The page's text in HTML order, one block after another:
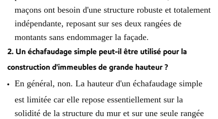
maçons ont besoin d'une structure robuste et totalement
indépendante, reposant sur ses deux rangées de
montants sans endommager la façade.
2. Un échafaudage simple peut-il être utilisé pour la
construction d'immeubles de grande hauteur ?
En général, non. La hauteur d'un échafaudage simple
est limitée car elle repose essentiellement sur la
solidité de la structure du mur et sur une seule rangée